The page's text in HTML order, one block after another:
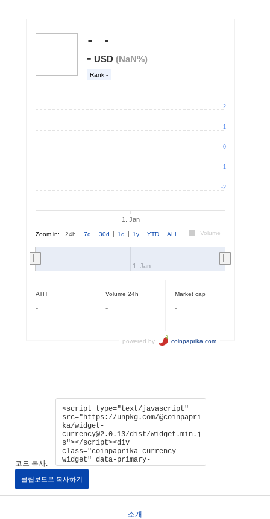
코드 복사:
클립보드로 복사하기
소개